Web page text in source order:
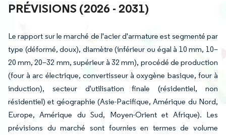
PRÉVISIONS (2026 - 2031)
Le rapport sur le marché de l'acier d'armature est segmenté par
type (déformé, doux), diamètre (inférieur ou égal à 10 mm, 10–
20 mm, 20–32 mm, supérieur à 32 mm), procédé de production
(four à arc électrique, convertisseur à oxygène basique, four à
induction), secteur d'utilisation finale (résidentiel, non
résidentiel) et géographie (Asie-Pacifique, Amérique du Nord,
Europe, Amérique du Sud, Moyen-Orient et Afrique). Les
prévisions du marché sont fournies en termes de volume